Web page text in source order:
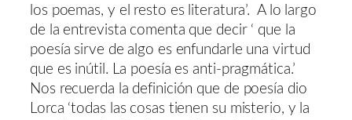
los poemas, y el resto es literatura’. A lo largo
de la entrevista comenta que decir ‘ que la
poesía sirve de algo es enfundarle una virtud
que es inútil. La poesía es anti-pragmática.’
Nos recuerda la definición que de poesía dio
Lorca ‘todas las cosas tienen su misterio, y la